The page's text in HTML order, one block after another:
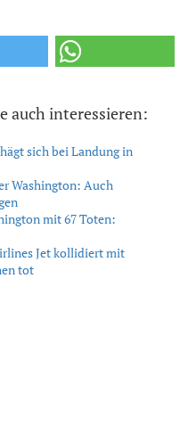
auch interessieren:
sich bei Landung in
Washington: Auch
mit 67 Toten:
Jet kollidiert mit
tot